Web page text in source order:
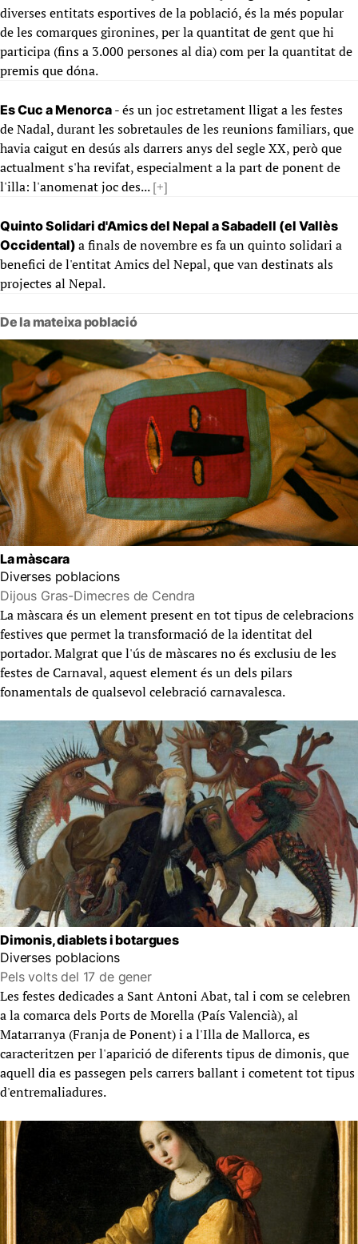
diverses entitats esportives de la població, és la més popular
de les comarques gironines, per la quantitat de gent que hi
participa (fins a 3.000 persones al dia) com per la quantitat de
premis que dóna.
Es Cuc a Menorca - és un joc estretament lligat a les festes
de Nadal, durant les sobretaules de les reunions familiars, que
havia caigut en desús als darrers anys del segle XX, però que
actualment s'ha revifat, especialment a la part de ponent de
l'illa: l'anomenat joc des...[+]
Quinto Solidari d'Amics del Nepal a Sabadell (el Vallès
Occidental) a finals de novembre es fa un quinto solidari a
benefici de l'entitat Amics del Nepal, que van destinats als
projectes al Nepal.
De la mateixa població
La màscara
Diverses poblacions
Dijous Gras-Dimecres de Cendra
La màscara és un element present en tot tipus de celebracions
festives que permet la transformació de la identitat del
portador. Malgrat que l'ús de màscares no és exclusiu de les
festes de Carnaval, aquest element és un dels pilars
fonamentals de qualsevol celebració carnavalesca.
Dimonis, diablets i botargues
Diverses poblacions
Pels volts del 17 de gener
Les festes dedicades a Sant Antoni Abat, tal i com se celebren
a la comarca dels Ports de Morella (País Valencià), al
Matarranya (Franja de Ponent) i a l'Illa de Mallorca, es
caracteritzen per l'aparició de diferents tipus de dimonis, que
aquell dia es passegen pels carrers ballant i cometent tot tipus
d'entremaliadures.